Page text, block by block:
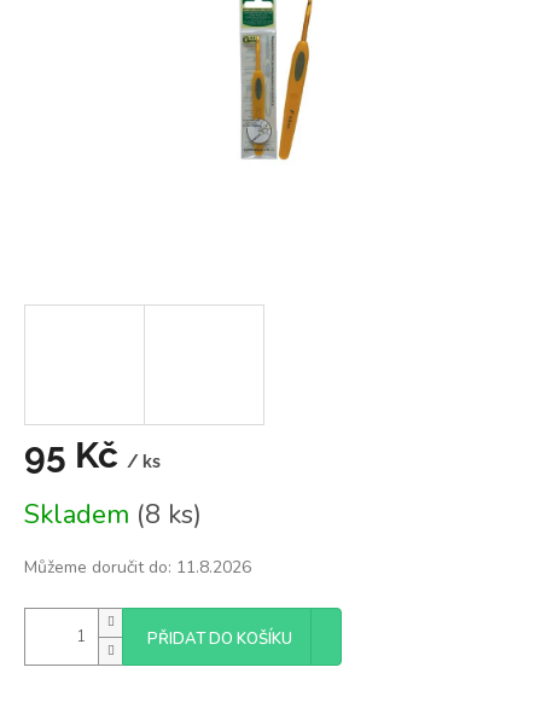
95 Kč / ks
cena:
Skladem (8 ks)
Můžeme doručit do: 11.8.2026
PŘIDAT DO KOŠÍKU